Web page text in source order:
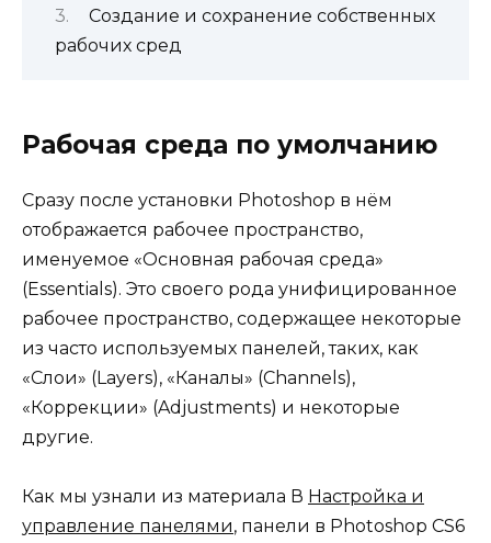
Создание и сохранение собственных
рабочих сред
Рабочая среда по умолчанию
Сразу после установки Photoshop в нём
отображается рабочее пространство,
именуемое «Основная рабочая среда»
(Essentials). Это своего рода унифицированное
рабочее пространство, содержащее некоторые
из часто используемых панелей, таких, как
«Слои» (Layers), «Каналы» (Channels),
«Коррекции» (Adjustments) и некоторые
другие.
Как мы узнали из материала В Настройка и
управление панелями, панели в Photoshop CS6